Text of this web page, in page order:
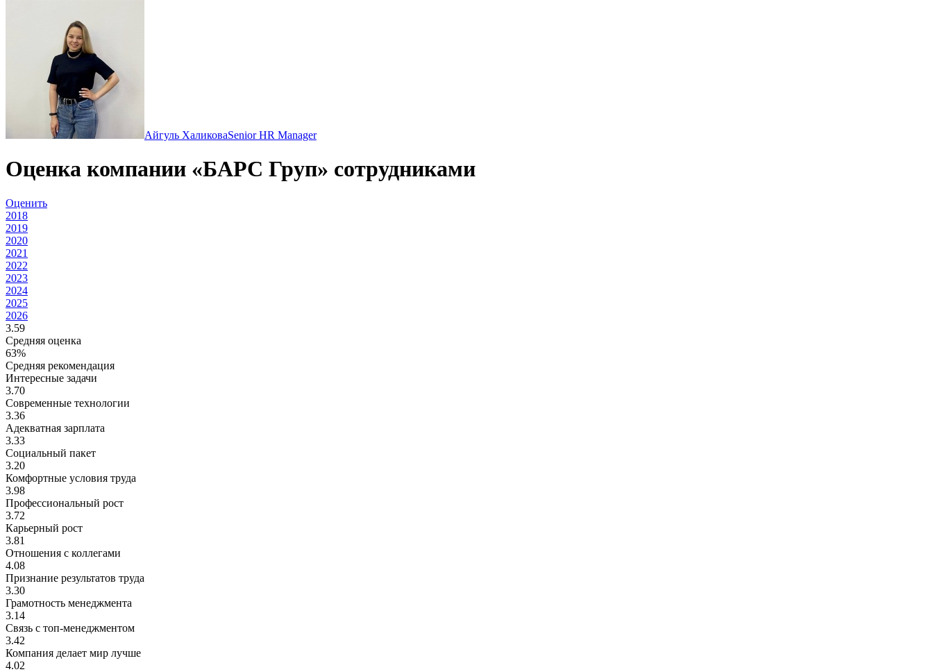
Айгуль ХаликоваSenior HR Manager
Оценка компании «БАРС Груп» сотрудниками
Оценить
2018
2019
2020
2021
2022
2023
2024
2025
2026
3.59
Средняя оценка
63%
Средняя рекомендация
Интересные задачи
3.70
Современные технологии
3.36
Адекватная зарплата
3.33
Социальный пакет
3.20
Комфортные условия труда
3.98
Профессиональный рост
3.72
Карьерный рост
3.81
Отношения с коллегами
4.08
Признание результатов труда
3.30
Грамотность менеджмента
3.14
Связь с топ-менеджментом
3.42
Компания делает мир лучше
4.02